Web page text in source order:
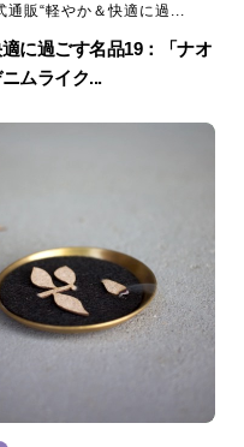
通販“軽やか＆快適に過...
に過ごす名品19：「ナオ
ムライク...